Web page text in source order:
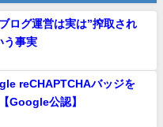
ログ運営は実は”搾取され
う事実
reCHAPTCHAバッジを
Google公認】